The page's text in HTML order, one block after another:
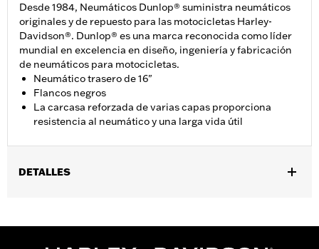
Desde 1984, Neumáticos Dunlop® suministra neumáticos
originales y de repuesto para las motocicletas Harley-
Davidson®. Dunlop® es una marca reconocida como líder
mundial en excelencia en diseño, ingeniería y fabricación
de neumáticos para motocicletas.
Neumático trasero de 16"
Flancos negros
La carcasa reforzada de varias capas proporciona
resistencia al neumático y una larga vida útil
DETALLES